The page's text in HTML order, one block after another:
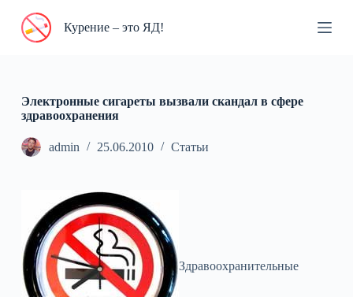
П
и
к
у
Курение – это ЯД!
Электронные сигареты вызвали скандал в сфере
здравоохранения
admin 25.06.2010 Статьи
Здравоохранительные